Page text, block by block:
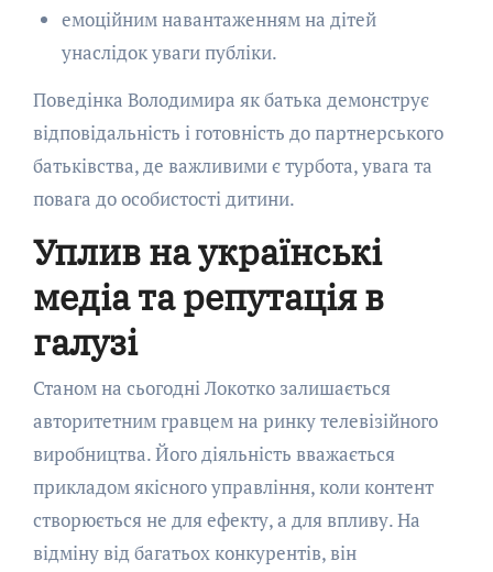
емоційним навантаженням на дітей
унаслідок уваги публіки.
Поведінка Володимира як батька демонструє
відповідальність і готовність до партнерського
батьківства, де важливими є турбота, увага та
повага до особистості дитини.
Уплив на українські
медіа та репутація в
галузі
Станом на сьогодні Локотко залишається
авторитетним гравцем на ринку телевізійного
виробництва. Його діяльність вважається
прикладом якісного управління, коли контент
створюється не для ефекту, а для впливу. На
відміну від багатьох конкурентів, він